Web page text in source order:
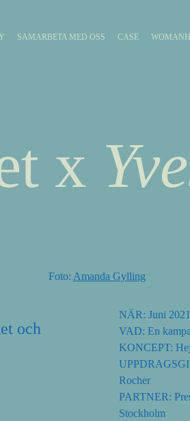
SAMARBETA MED OSS CASE
x
Foto: Amanda Gylling
och
NÄR: Juni 2021
VAD: En
KONCEPT:
Rocher
PARTNER:
Stockholm